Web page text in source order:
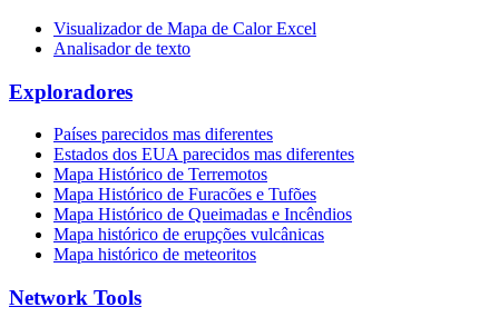
Visualizador de Mapa de Calor Excel
Analisador de texto
Exploradores
Países parecidos mas diferentes
Estados dos EUA parecidos mas diferentes
Mapa Histórico de Terremotos
Mapa Histórico de Furacões e Tufões
Mapa Histórico de Queimadas e Incêndios
Mapa histórico de erupções vulcânicas
Mapa histórico de meteoritos
Network Tools